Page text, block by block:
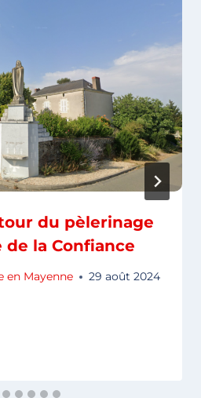
du pèlerinage
de la Confiance
en Mayenne 29 août 2024